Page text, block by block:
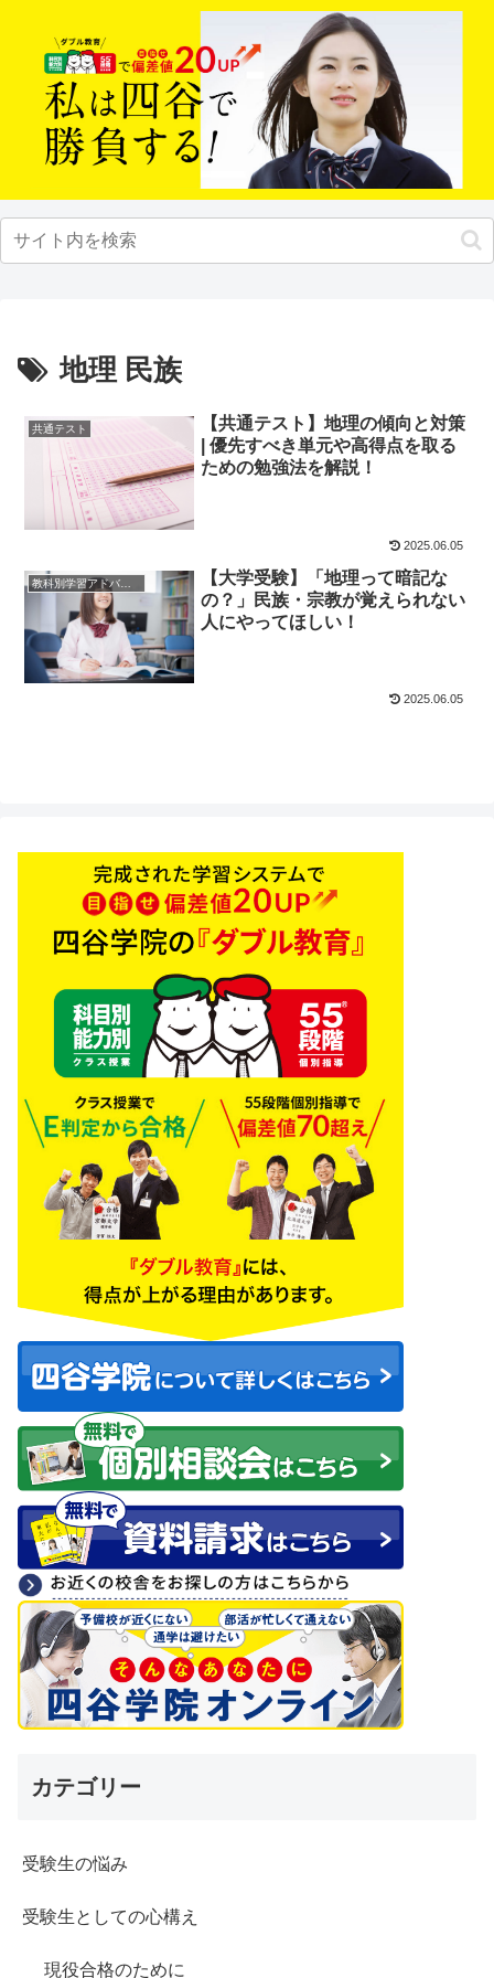
地理 民族
共通テスト
【共通テスト】地理の傾向と対策
| 優先すべき単元や高得点を取る
ための勉強法を解説！
2025.06.05
教科別学習アドバイス
【大学受験】「地理って暗記な
の？」民族・宗教が覚えられない
人にやってほしい！
2025.06.05
カテゴリー
受験生の悩み
受験生としての心構え
現役合格のために